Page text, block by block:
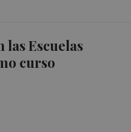
Escuelas
curso